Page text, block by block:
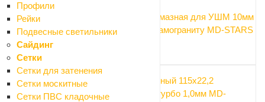
Профили
Рейки
Подвесные светильники
Сайдинг
Сетки
Сетки для затенения
Сетки москитные
Сетки ПВС кладочные
Коронка алмазная для УШМ 10мм
М14 по керамограниту MD-STARS
Диск алмазный 115х22,2
сплошной турбо 1,0мм MD-